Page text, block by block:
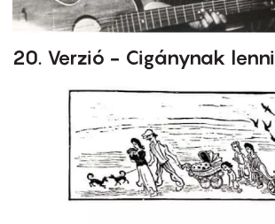
20. Verzió - Cigánynak lenni